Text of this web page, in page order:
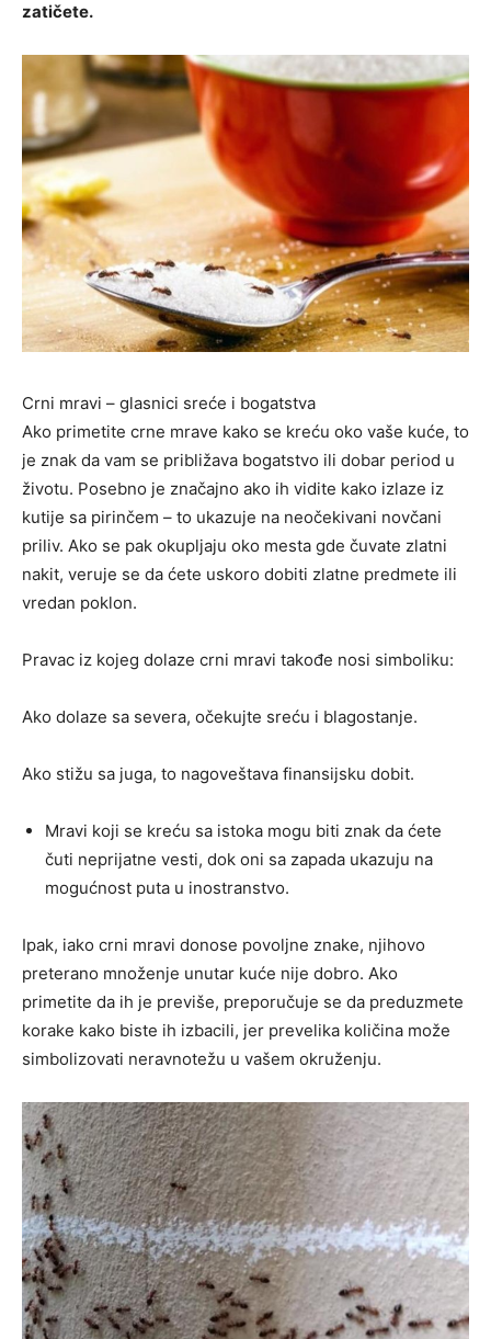
zatičete.
Crni mravi – glasnici sreće i bogatstva
Ako primetite crne mrave kako se kreću oko vaše kuće, to
je znak da vam se približava bogatstvo ili dobar period u
životu. Posebno je značajno ako ih vidite kako izlaze iz
kutije sa pirinčem – to ukazuje na neočekivani novčani
priliv. Ako se pak okupljaju oko mesta gde čuvate zlatni
nakit, veruje se da ćete uskoro dobiti zlatne predmete ili
vredan poklon.
Pravac iz kojeg dolaze crni mravi takođe nosi simboliku:
Ako dolaze sa severa, očekujte sreću i blagostanje.
Ako stižu sa juga, to nagoveštava finansijsku dobit.
Mravi koji se kreću sa istoka mogu biti znak da ćete
čuti neprijatne vesti, dok oni sa zapada ukazuju na
mogućnost puta u inostranstvo.
Ipak, iako crni mravi donose povoljne znake, njihovo
preterano množenje unutar kuće nije dobro. Ako
primetite da ih je previše, preporučuje se da preduzmete
korake kako biste ih izbacili, jer prevelika količina može
simbolizovati neravnotežu u vašem okruženju.